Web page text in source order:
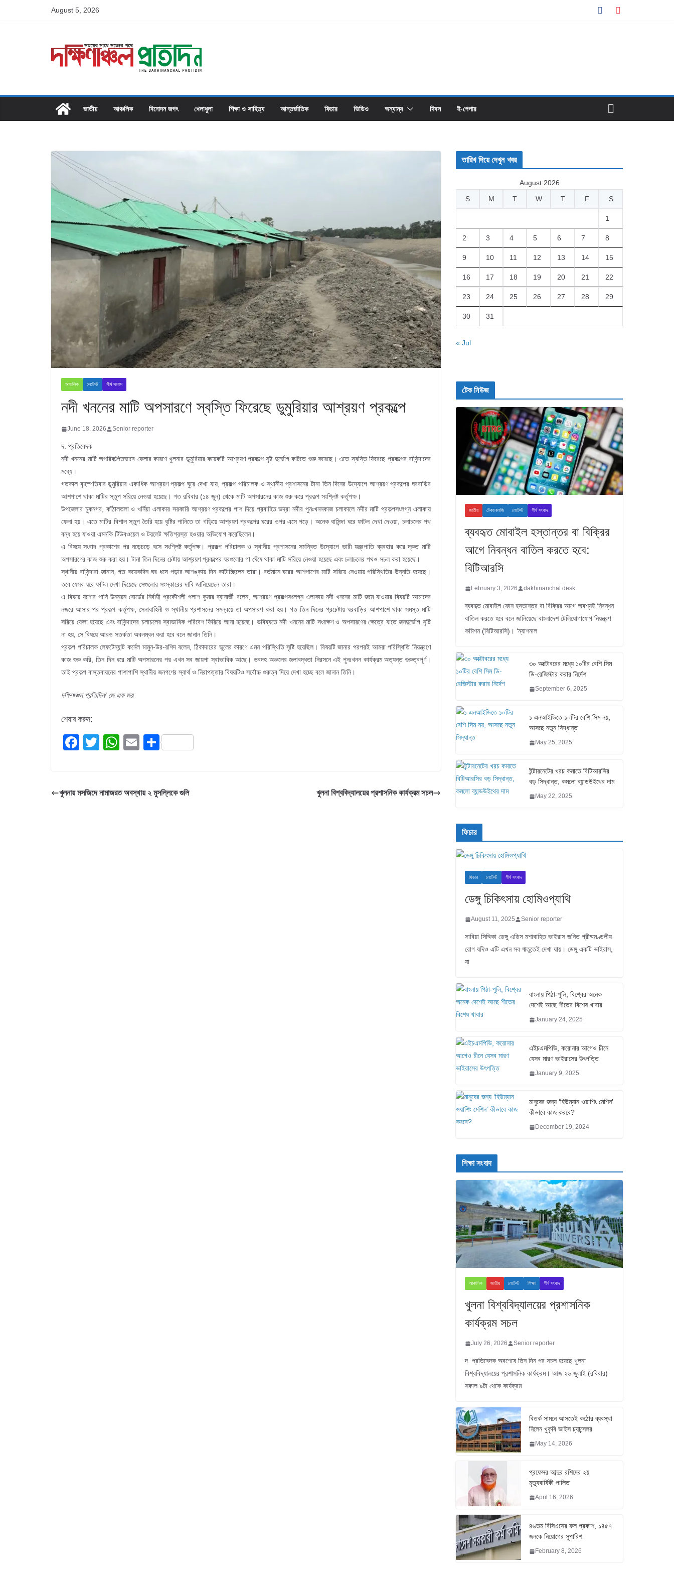
August 5, 2026
জাতীয় আঞ্চলিক বিনোদন জগৎ খেলাধুলা শিক্ষা ও সাহিত্য আন্তর্জাতিক ফিচার ভিডিও অন্যান্য দিবস ই-পেপার
আঞ্চলিক লেটেস্ট শীর্ষ সংবাদ
নদী খননের মাটি অপসারণে স্বস্তি ফিরেছে ডুমুরিয়ার আশ্রয়ণ প্রকল্পে
June 18, 2026 Senior reporter
দ. প্রতিবেদক
নদী খননের মাটি অপরিকল্পিতভাবে ফেলার কারণে খুলনার ডুমুরিয়ার কয়েকটি আশ্রয়ণ প্রকল্পে সৃষ্ট দুর্ভোগ কাটতে শুরু করেছে। এতে স্বস্তি ফিরেছে প্রকল্পের বাসিন্দাদের
মধ্যে।
গতকাল বৃহস্পতিবার ডুমুরিয়ার একাধিক আশ্রয়ণ প্রকল্প ঘুরে দেখা যায়, প্রকল্প পরিচালক ও স্থানীয় প্রশাসনের টানা তিন দিনের উদ্যোগে আশ্রয়ণ প্রকল্পের ঘরবাড়ির
আশপাশে থাকা মাটির স্তূপ সরিয়ে নেওয়া হয়েছে। গত রবিবার (১৪ জুন) থেকে মাটি অপসারনের কাজ শুরু করে প্রকল্প সংশ্লিষ্ট কর্তৃপক্ষ।
উপজেলার চুকনগর, কাঁঠালতলা ও খর্নিয়া এলাকার সরকারি আশ্রয়ণ প্রকল্পের পাশ দিয়ে প্রবাহিত ভদ্রা নদীর পুনঃখননকাজ চলাকালে নদীর মাটি প্রকল্পসংলগ্ন এলাকায়
ফেলা হয়। এতে মাটির বিশাল স্তুপ তৈরি হয়ে বৃষ্টির পানিতে তা গড়িয়ে আশ্রয়ণ প্রকল্পের ঘরের ওপর এসে পড়ে। অনেক বাসিন্দা ঘরে ফাটল দেখা দেওয়া, চলাচলের পথ
বন্ধ হয়ে যাওয়া এমনকি টিউবওয়েল ও টয়লেট ক্ষতিগ্রস্ত হওয়ার অভিযোগ করেছিলেন।
এ বিষয়ে সংবাদ প্রকাশের পর নড়েচড়ে বসে সংশ্লিষ্ট কর্তৃপক্ষ। প্রকল্প পরিচালক ও স্থানীয় প্রশাসনের সমন্বিত উদ্যোগে ভারী যন্ত্রপাতি ব্যবহার করে দ্রুত মাটি
অপসারণের কাজ শুরু করা হয়। টানা তিন দিনের চেষ্টায় আশ্রয়ণ প্রকল্পের ঘরগুলোর গা ঘেঁষে থাকা মাটি সরিয়ে নেওয়া হয়েছে এবং চলাচলের পথও সচল করা হয়েছে।
স্থানীয় বাসিন্দারা জানান, গত কয়েকদিন ঘর ধসে পড়ার আশঙ্কায় দিন কাটাচ্ছিলেন তারা। বর্তমানে ঘরের আশপাশের মাটি সরিয়ে নেওয়ায় পরিস্থিতির উন্নতি হয়েছে।
তবে যেসব ঘরে ফাটল দেখা দিয়েছে সেগুলোর সংস্কারের দাবি জানিয়েছেন তারা।
এ বিষয়ে যশোর পানি উন্নয়ন বোর্ডের নির্বাহী প্রকৌশলী পলাশ কুমার ব্যানার্জী বলেন, আশ্রয়ণ প্রকল্পসংলগ্ন এলাকায় নদী খননের মাটি জমে যাওয়ার বিষয়টি আমাদের
নজরে আসার পর প্রকল্প কর্তৃপক্ষ, সেনাবাহিনী ও স্থানীয় প্রশাসনের সমন্বয়ে তা অপসারণ করা হয়। গত তিন দিনের প্রচেষ্টায় ঘরবাড়ির আশপাশে থাকা সমস্ত মাটি
সরিয়ে ফেলা হয়েছে এবং বাসিন্দাদের চলাচলের স্বাভাবিক পরিবেশ ফিরিয়ে আনা হয়েছে। ভবিষ্যতে নদী খননের মাটি সংরক্ষণ ও অপসারণের ক্ষেত্রে যাতে জনদুর্ভোগ সৃষ্টি
না হয়, সে বিষয়ে আরও সতর্কতা অবলম্বন করা হবে বলে জানান তিনি।
প্রকল্প পরিচালক লেফটেন্যান্ট কর্নেল মামুন-উর-রশিদ বলেন, ঠিকাদারের ভুলের কারণে এমন পরিস্থিতি সৃষ্টি হয়েছিল। বিষয়টি জানার পরপরই আমরা পরিস্থিতি নিয়ন্ত্রণে
কাজ শুরু করি, তিন দিন ধরে মাটি অপসারনের পর এখন সব জায়গা স্বাভাবিক আছে। ভবদহ অঞ্চলের জলাবদ্ধতা নিরসনে এই পুনঃখনন কার্যক্রম অত্যন্ত গুরুত্বপূর্ণ।
তাই প্রকল্প বাস্তবায়নের পাশাপাশি স্থানীয় জনগণের স্বার্থ ও নিরাপত্তার বিষয়টিও সর্বোচ্চ গুরুত্ব দিয়ে দেখা হচ্ছে বলে জানান তিনি।
দক্ষিণাঞ্চল প্রতিদিন/ জে এফ জয়
শেয়ার করুন:
F
e
T
er
W
s
E S
e
খুলনায় মসজিদে নামাজরত অবস্থায় ২ মুসল্লিকে গুলি খুলনা বিশ্ববিদ্যালয়ের প্রশাসনিক কার্যক্রম সচল
তারিখ দিয়ে দেখুন খবর
August 2026
S
M T W T F S
1
2 3 4 5 6 7 8
9 10 11 12 13 14 15
16 17 18 19 20 21 22
23 24 25 26 27 28 29
30 31
« Jul
টেক নিউজ
জাতীয় টেকনোলজি লেটেস্ট শীর্ষ সংবাদ
ব্যবহৃত মোবাইল হস্তান্তর বা বিক্রির
আগে নিবন্ধন বাতিল করতে হবে:
বিটিআরসি
February 3, 2026 dakhinanchal desk
ব্যবহৃত মোবাইল ফোন হস্তান্তর বা বিক্রির আগে অবশ্যই নিবন্ধন
বাতিল করতে হবে বলে জানিয়েছে বাংলাদেশ টেলিযোগাযোগ নিয়ন্ত্রণ
কমিশন (বিটিআরসি)। ‘ন্যাশনাল
৩০ অক্টোবরের মধ্যে ১০টির বেশি সিম
ডি-রেজিস্টার করার নির্দেশ
September 6, 2025
১ এনআইডিতে ১০টির বেশি সিম নয়,
আসছে নতুন সিদ্ধান্ত
May 25, 2025
ইন্টারনেটের খরচ কমাতে বিটিআরসির
বড় সিদ্ধান্ত, কমলো ব্যান্ডউইথের দাম
May 22, 2025
ফিচার
ফিচার লেটেস্ট শীর্ষ সংবাদ
ডেঙ্গু চিকিৎসায় হোমিওপ্যাথি
August 11, 2025 Senior reporter
সাবিয়া সিদ্দিকা ডেঙ্গু এডিস মশাবাহিত ভাইরাস জনিত গ্রীষ্মমণ্ডলীয়
রোগ যদিও এটি এখন সব ঋতুতেই দেখা যায়। ডেঙ্গু একটি ভাইরাস,
যা
বাংলায় পিঠা-পুলি, বিশ্বের অনেক
দেশেই আছে শীতের বিশেষ খাবার
January 24, 2025
এইচএমপিভি, করোনার আগেও চীনে
যেসব মারণ ভাইরাসের উৎপত্তি
January 9, 2025
মানুষের জন্য ‘হিউম্যান ওয়াশিং মেশিন’
কীভাবে কাজ করবে?
December 19, 2024
শিক্ষা সংবাদ
আঞ্চলিক জাতীয় লেটেস্ট শিক্ষা শীর্ষ সংবাদ
খুলনা বিশ্ববিদ্যালয়ের প্রশাসনিক
কার্যক্রম সচল
July 26, 2026 Senior reporter
দ. প্রতিবেদক অবশেষে তিন দিন পর সচল হয়েছে খুলনা
বিশ্ববিদ্যালয়ের প্রশাসনিক কার্যক্রম। আজ ২৬ জুুলাই (রবিবার)
সকাল ৯টা থেকে কার্যক্রম
বিতর্ক সামনে আসতেই কঠোর ব্যবস্থা
নিলেন খুকৃবি ভাইস চ্যান্সেলর
May 14, 2026
প্রফেসর আব্দুর রশিদের ২য়
মৃত্যুবার্ষিকী পালিত
April 16, 2026
৪৬তম বিসিএসের ফল প্রকাশ, ১৪৫৭
জনকে নিয়োগের সুপারিশ
February 8, 2026